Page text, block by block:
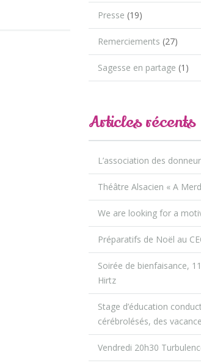
Presse (19)
Remerciements (27)
Sagesse en partage (1)
Articles récents
L’association des
Théâtre Alsacien « A
We are looking for a
Préparatifs de Noël au
Soirée de bienfaisance,
Hirtz
Stage d’éducation
cérébrolésés, des
Vendredi 20h30